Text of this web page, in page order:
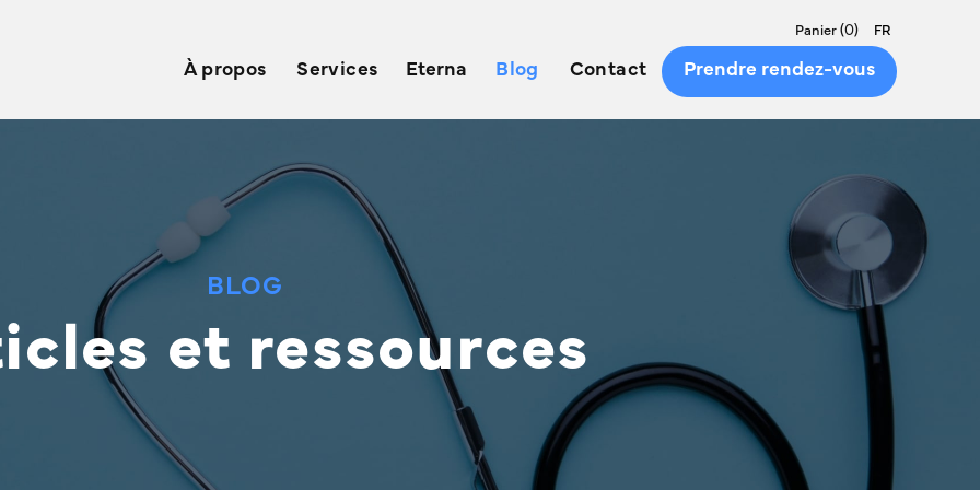
Panier (0) FR
À propos Services Eterna Blog Contact Prendre rendez-vous
BLOG
et ressources